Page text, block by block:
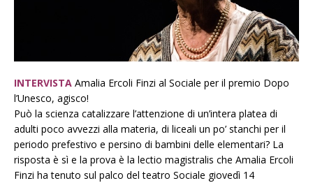
INTERVISTA Amalia Ercoli Finzi al Sociale per il premio Dopo
l’Unesco, agisco!
Può la scienza catalizzare l’attenzione di un’intera platea di
adulti poco avvezzi alla materia, di liceali un po’ stanchi per il
periodo prefestivo e persino di bambini delle elementari? La
risposta è sì e la prova è la lectio magistralis che Amalia Ercoli
Finzi ha tenuto sul palco del teatro Sociale giovedì 14